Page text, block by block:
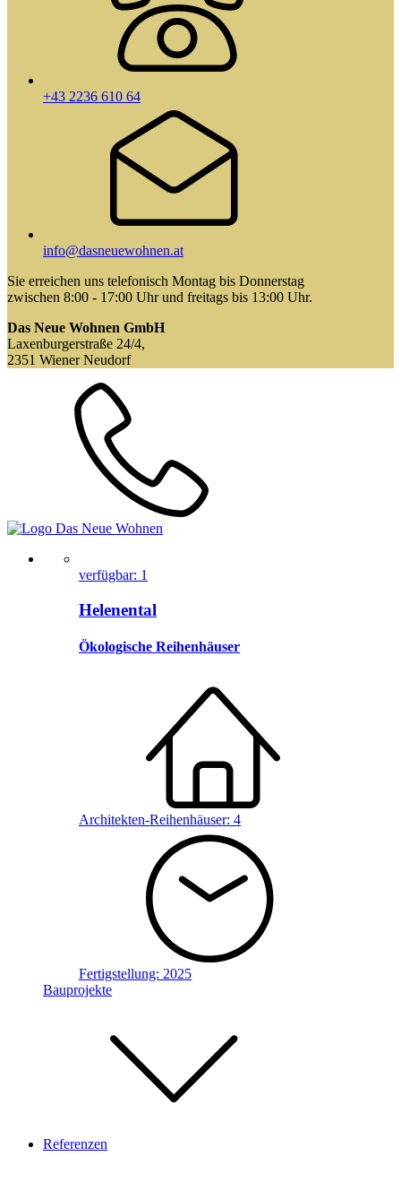
+43 2236 610 64
info@dasneuewohnen.at
Sie erreichen uns telefonisch Montag bis Donnerstag
zwischen 8:00 - 17:00 Uhr und freitags bis 13:00 Uhr.
Das Neue Wohnen GmbH
Laxenburgerstraße 24/4,
2351 Wiener Neudorf
verfügbar: 1
Helenental
Ökologische Reihenhäuser
Architekten-Reihenhäuser: 4
Fertigstellung: 2025
Bauprojekte
Referenzen